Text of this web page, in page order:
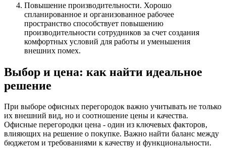
Повышение производительности. Хорошо
спланированное и организованное рабочее
пространство способствует повышению
производительности сотрудников за счет создания
комфортных условий для работы и уменьшения
внешних помех.
Выбор и цена: как найти идеальное
решение
При выборе офисных перегородок важно учитывать не только
их внешний вид, но и соотношение цены и качества.
Офисные перегородки цена - один из ключевых факторов,
влияющих на решение о покупке. Важно найти баланс между
бюджетом и требованиями к качеству и функциональности.